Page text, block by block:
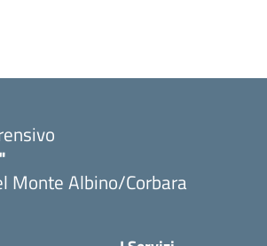
Monte Albino/Corbara